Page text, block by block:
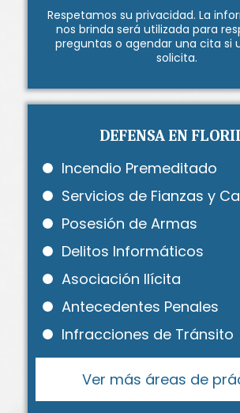
Respetamos su privacidad. La
nos brinda será utilizada para
preguntas o agendar una cita si
solicita.
DEFENSA EN
Incendio Premeditado
Servicios de Fianzas y
Posesión de Armas
Delitos Informáticos
Asociación Ilícita
Antecedentes Penales
Infracciones de Tránsito
Ver más áreas de